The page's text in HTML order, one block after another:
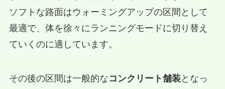
ソフトな路面はウォーミングアップの区間として
最適で、体を徐々にランニングモードに切り替え
ていくのに適しています。
その後の区間は一般的なコンクリート舗装となっ